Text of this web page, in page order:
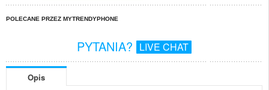
POLECANE PRZEZ MYTRENDYPHONE
PYTANIA? LIVE CHAT
Opis